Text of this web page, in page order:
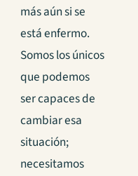
más aún si se
está enfermo.
Somos los únicos
que podemos
ser capaces de
cambiar esa
situación;
necesitamos